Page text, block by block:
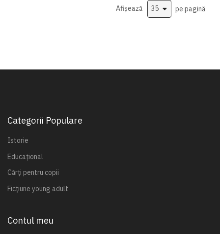
Afișează pe pagină
Categorii Populare
Istorie
Educațional
Cărți pentru copii
Ficțiune young adult
Contul meu